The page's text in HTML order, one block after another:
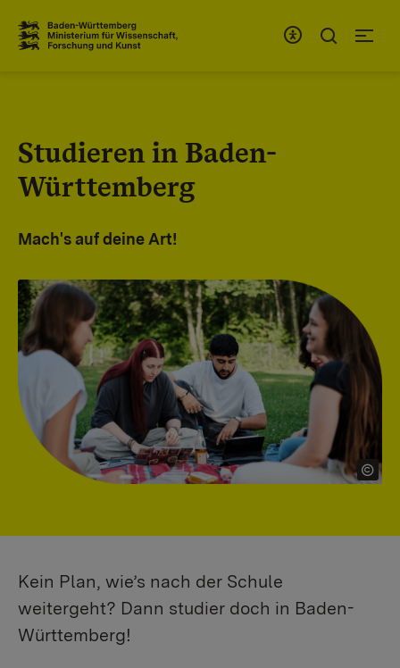
Studieren in Baden-
Württemberg
Mach's auf deine Art!
Kein Plan, wie’s nach der Schule
weitergeht? Dann studier doch in Baden-
Württemberg!